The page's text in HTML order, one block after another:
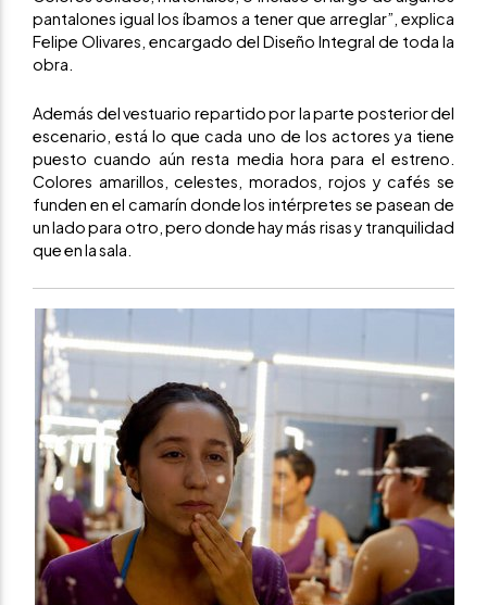
pantalones igual los íbamos a tener que arreglar”, explica
Felipe Olivares, encargado del Diseño Integral de toda la
obra.
Además del vestuario repartido por la parte posterior del
escenario, está lo que cada uno de los actores ya tiene
puesto cuando aún resta media hora para el estreno.
Colores amarillos, celestes, morados, rojos y cafés se
funden en el camarín donde los intérpretes se pasean de
un lado para otro, pero donde hay más risas y tranquilidad
que en la sala.